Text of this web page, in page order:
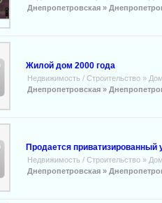
Днепропетровская »
Жилой дом 2000 года
Недвижимость / Строительство »
Днепропетровская »
Продается приватизированный
Недвижимость / Строительство »
Днепропетровская »